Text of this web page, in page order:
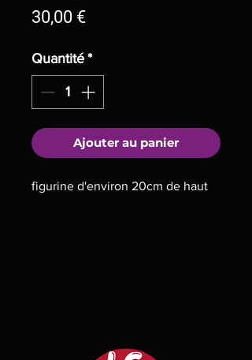
30,00 €Prix
Quantité *
Ajouter au panier
figurine d'environ 20cm de haut